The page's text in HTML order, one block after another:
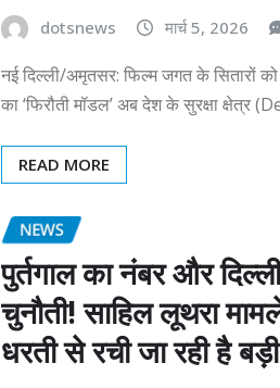
dotsnews मार्च 5, 2026
नई दिल्ली/अमृतसर: फिल्म जगत के सितारों को
का ‘फिरौती मॉडल’ अब देश के सुरक्षा क्षेत्र
READ MORE
NEWS
पुर्तगाल का नंबर और
चुनौती! साहिल लूथरा
धरती से रची जा रही है